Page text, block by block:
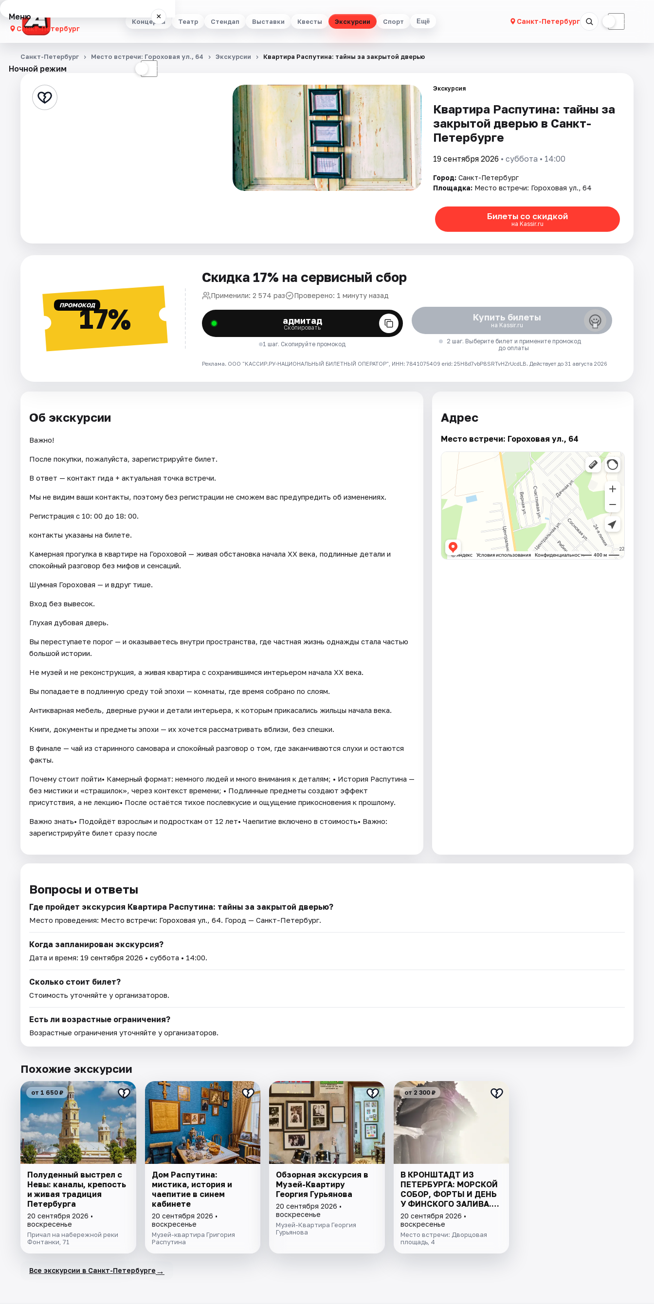
Концерты Театр Стендап Выставки Квесты Экскурсии Спорт Ещё Санкт-Петербург ☾
Меню ×
Санкт-Петербург
Концерты
Стендап
Города
Рейтинги
Ночной режим ☾
Санкт-Петербург Место встречи: Гороховая ул., 64 Экскурсии Квартира Распутина: тайны за закрытой дверью
Экскурсия
Квартира Распутина: тайны за
закрытой дверью в Санкт-
Петербурге
19 сентября 2026 • суббота • 14:00
Город: Санкт-Петербург
Площадка: Место встречи: Гороховая ул., 64
Билеты со скидкой
на Kassir.ru
ПРОМОКОД17%
Скидка 17% на сервисный сбор
Применили: 2 574 раз Проверено: 1 минуту назад
адмитад
Скопировать
1 шаг. Скопируйте промокод
Купить билеты
на Kassir.ru
2 шаг. Выберите билет и примените промокод
до оплаты
Реклама. ООО "КАССИР.РУ-НАЦИОНАЛЬНЫЙ БИЛЕТНЫЙ ОПЕРАТОР", ИНН: 7841075409 erid: 25H8d7vbP8SRTvHZrUcdLB. Действует до 31 августа 2026
Об экскурсии
Важно!
После покупки, пожалуйста, зарегистрируйте билет.
В ответ — контакт гида + актуальная точка встречи.
Мы не видим ваши контакты, поэтому без регистрации не сможем вас предупредить об изменениях.
Регистрация с 10: 00 до 18: 00.
контакты указаны на билете.
Камерная прогулка в квартире на Гороховой — живая обстановка начала XX века, подлинные детали и
спокойный разговор без мифов и сенсаций.
Шумная Гороховая — и вдруг тише.
Вход без вывесок.
Глухая дубовая дверь.
Вы переступаете порог — и оказываетесь внутри пространства, где частная жизнь однажды стала частью
большой истории.
Не музей и не реконструкция, а живая квартира с сохранившимся интерьером начала XX века.
Вы попадаете в подлинную среду той эпохи — комнаты, где время собрано по слоям.
Антикварная мебель, дверные ручки и детали интерьера, к которым прикасались жильцы начала века.
Книги, документы и предметы эпохи — их хочется рассматривать вблизи, без спешки.
В финале — чай из старинного самовара и спокойный разговор о том, где заканчиваются слухи и остаются
факты.
Почему стоит пойти• Камерный формат: немного людей и много внимания к деталям; • История Распутина —
без мистики и «страшилок», через контекст времени; • Подлинные предметы создают эффект
присутствия, а не лекцию• После остаётся тихое послевкусие и ощущение прикосновения к прошлому.
Важно знать• Подойдёт взрослым и подросткам от 12 лет• Чаепитие включено в стоимость• Важно:
зарегистрируйте билет сразу после
Адрес
Место встречи: Гороховая ул., 64
Вопросы и ответы
Где пройдет экскурсия Квартира Распутина: тайны за закрытой дверью?
Место проведения: Место встречи: Гороховая ул., 64. Город — Санкт-Петербург.
Когда запланирован экскурсия?
Дата и время: 19 сентября 2026 • суббота • 14:00.
Сколько стоит билет?
Стоимость уточняйте у организаторов.
Есть ли возрастные ограничения?
Возрастные ограничения уточняйте у организаторов.
Похожие экскурсии
от 1 650 ₽
Полуденный выстрел с
Невы: каналы, крепость
и живая традиция
Петербурга
20 сентября 2026 •
воскресенье
Причал на набережной реки
Фонтанки, 71
Дом Распутина:
мистика, история и
чаепитие в синем
кабинете
20 сентября 2026 •
воскресенье
Музей-квартира Григория
Распутина
Обзорная экскурсия в
Музей-Квартиру
Георгия Гурьянова
20 сентября 2026 •
воскресенье
Музей-Квартира Георгия
Гурьянова
от 2 300 ₽
В КРОНШТАДТ ИЗ
ПЕТЕРБУРГА: МОРСКОЙ
СОБОР, ФОРТЫ И ДЕНЬ
У ФИНСКОГО ЗАЛИВА.
ВСЁ ВКЛЮЧЕНО
20 сентября 2026 •
воскресенье
Место встречи: Дворцовая
площадь, 4
Все экскурсии в Санкт-Петербурге →